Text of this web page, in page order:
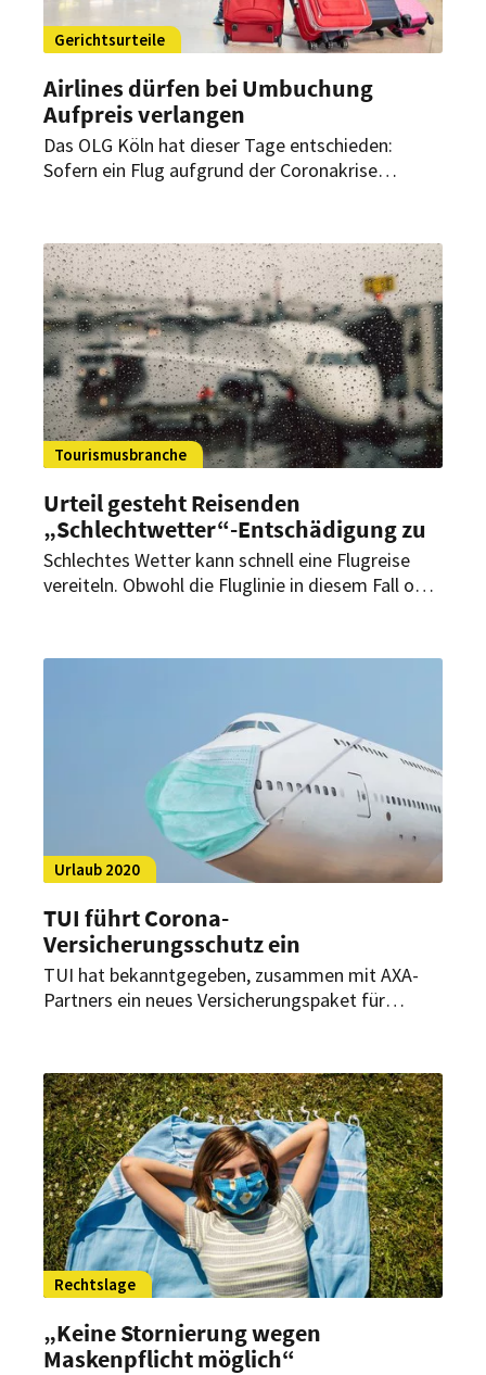
Gerichtsurteile
Airlines dürfen bei Umbuchung
Aufpreis verlangen
Das OLG Köln hat dieser Tage entschieden:
Sofern ein Flug aufgrund der Coronakrise
Tourismusbranche
Urteil gesteht Reisenden
„Schlechtwetter“-Entschädigung zu
Schlechtes Wetter kann schnell eine Flugreise
vereiteln. Obwohl die Fluglinie in diesem Fall oft
Urteil.
Urlaub 2020
TUI führt Corona-
Versicherungsschutz ein
TUI hat bekanntgegeben, zusammen mit AXA-
Partners ein neues Versicherungspaket für
Quarantäne-Kosten.
Rechtslage
„Keine Stornierung wegen
Maskenpflicht möglich“